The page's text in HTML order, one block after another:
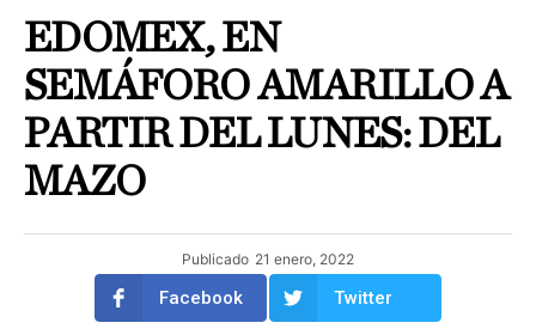
EDOMEX, EN
SEMÁFORO AMARILLO A
PARTIR DEL LUNES: DEL
MAZO
Publicado 21 enero, 2022
Facebook Twitter